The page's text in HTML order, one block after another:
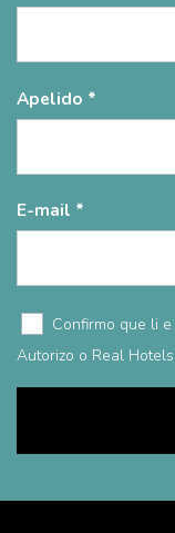
Apelido
E-mail
Confirmo que li
Autorizo o Real